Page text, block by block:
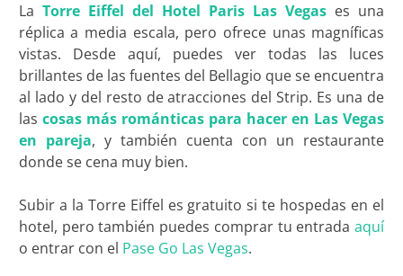
La Torre Eiffel del Hotel Paris Las Vegas es una
réplica a media escala, pero ofrece unas magníficas
vistas. Desde aquí, puedes ver todas las luces
brillantes de las fuentes del Bellagio que se encuentra
al lado y del resto de atracciones del Strip. Es una de
las cosas más románticas para hacer en Las Vegas
en pareja, y también cuenta con un restaurante
donde se cena muy bien.
Subir a la Torre Eiffel es gratuito si te hospedas en el
hotel, pero también puedes comprar tu entradaaquí
o entrar con el Pase Go Las Vegas.